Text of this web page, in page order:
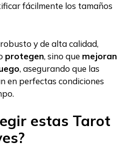
fácilmente los tamaños
y de alta calidad,
protegen, sino que mejoran
, asegurando que las
en perfectas condiciones
estas Tarot